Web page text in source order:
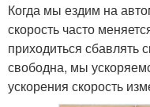
Когда мы ездим на
скорость часто
приходиться сбавлять
свободна, мы
ускорения скорость